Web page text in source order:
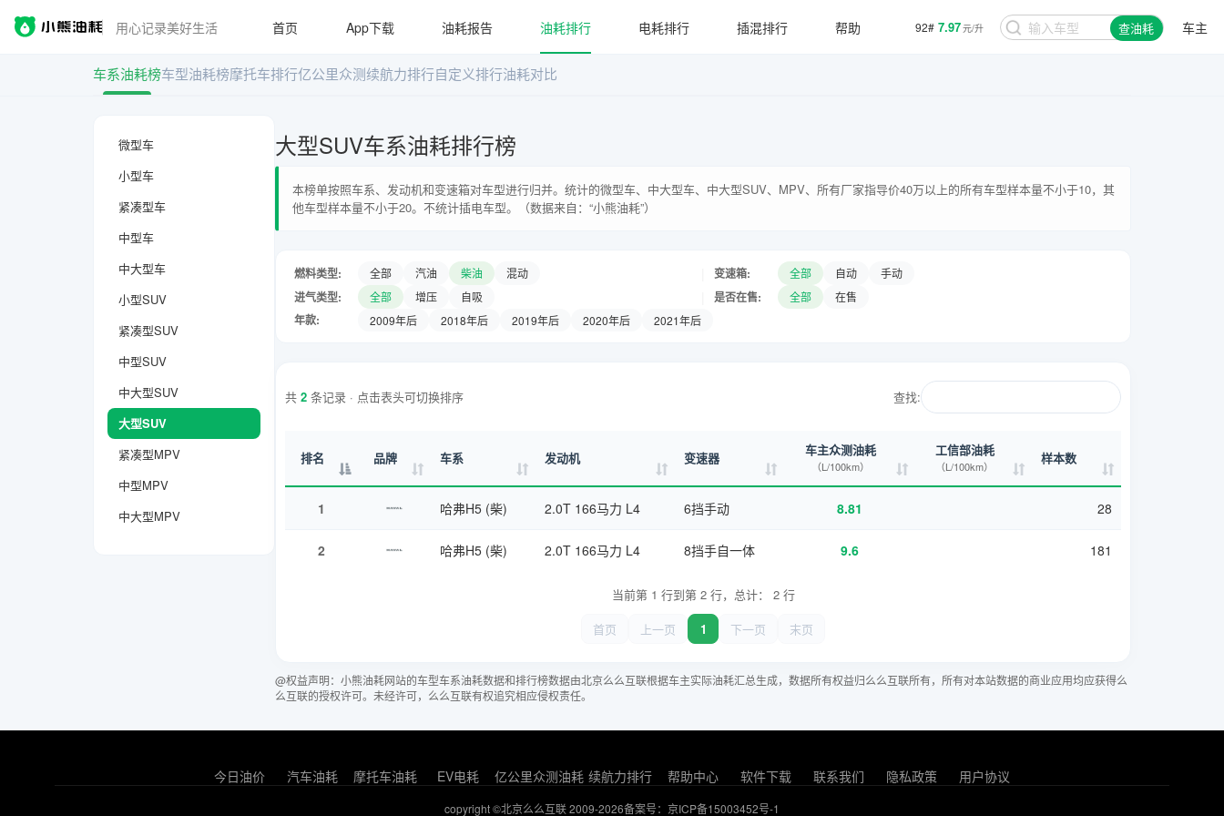
用心记录美好生活 92# 7.97元/升 查油耗 车主
首页 App下载 油耗报告 油耗排行 电耗排行 插混排行 帮助
车系油耗榜车型油耗榜摩托车排行亿公里众测续航力排行自定义排行油耗对比
微型车
小型车
紧凑型车
中型车
中大型车
小型SUV
紧凑型SUV
中型SUV
中大型SUV
大型SUV
紧凑型MPV
中型MPV
中大型MPV
大型SUV车系油耗排行榜
本榜单按照车系、发动机和变速箱对车型进行归并。统计的微型车、中大型车、中大型SUV、MPV、所有厂家指导价40万以上的所有车型样本量不小于10，其
他车型样本量不小于20。不统计插电车型。（数据来自：“小熊油耗”）
燃料类型: 全部 汽油 柴油 混动 变速箱: 全部 自动 手动
进气类型: 全部 增压 自吸 是否在售: 全部 在售
年款: 2009年后 2018年后 2019年后 2020年后 2021年后
共 2 条记录 · 点击表头可切换排序 查找:
排名 品牌 车系 发动机 变速器 车主众测油耗
（L/100km）
工信部油耗
（L/100km） 样本数
1 哈弗H5 (柴) 2.0T 166马力 L4 6挡手动 8.81 28
2 哈弗H5 (柴) 2.0T 166马力 L4 8挡手自一体 9.6 181
当前第 1 行到第 2 行，总计： 2 行
首页
上一页 1 下一页 末页
@权益声明：小熊油耗网站的车型车系油耗数据和排行榜数据由北京么么互联根据车主实际油耗汇总生成，数据所有权益归么么互联所有，所有对本站数据的商业应用均应获得么
么互联的授权许可。未经许可，么么互联有权追究相应侵权责任。
今日油价 汽车油耗 摩托车油耗 EV电耗 亿公里众测油耗 续航力排行 帮助中心 软件下载 联系我们 隐私政策 用户协议
copyright ©北京么么互联 2009-2026备案号：京ICP备15003452号-1